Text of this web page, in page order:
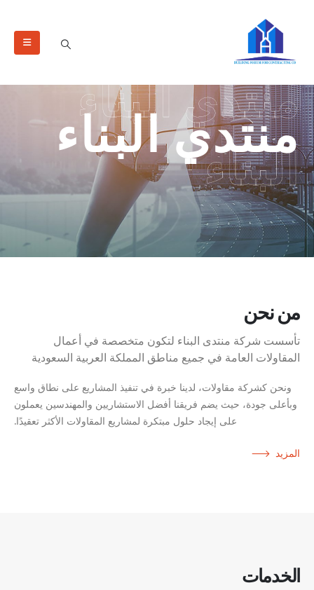
منتدي البناء
البناء
منتدي البناء
من نحن
تأسست شركة منتدى البناء لتكون متخصصة في أعمال
المقاولات العامة في جميع مناطق المملكة العربية السعودية
ونحن كشركة مقاولات، لدينا خبرة في تنفيذ المشاريع على نطاق واسع
وبأعلى جودة، حيث يضم فريقنا أفضل الاستشاريين والمهندسين يعملون
على إيجاد حلول مبتكرة لمشاريع المقاولات الأكثر تعقيدًا.
المزيد
الخدمات